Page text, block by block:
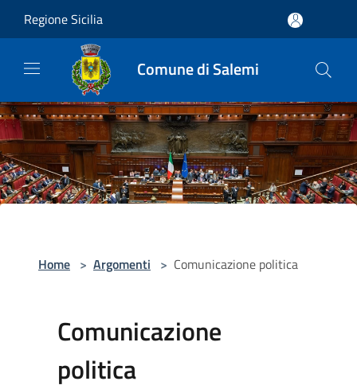
Regione Sicilia
Comune di Salemi
Home > Argomenti > Comunicazione politica
Comunicazione
politica